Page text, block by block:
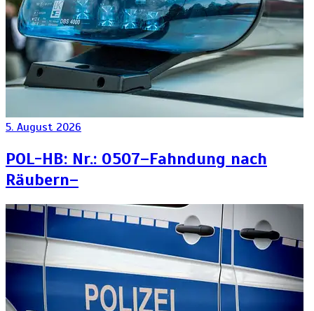
5. August 2026
POL-HB: Nr.: 0507–Fahndung nach
Räubern–